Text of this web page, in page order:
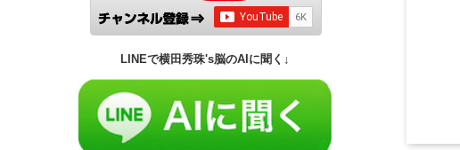
LINEで横田秀珠's脳のAIに聞く↓